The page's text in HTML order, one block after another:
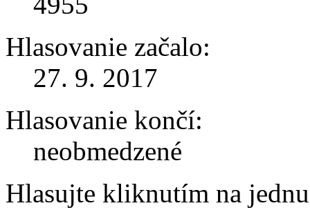
Hlasovanie začalo:
27. 9. 2017
Hlasovanie končí:
neobmedzené
Hlasujte kliknutím na